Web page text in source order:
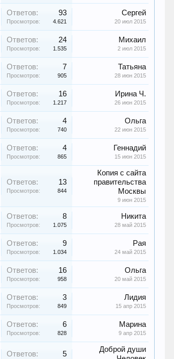
Ответов: 93
Просмотров: 4.621
Сергей
20 июл 2015
Ответов: 24
Просмотров: 1.535
Михаил
2 июл 2015
Ответов: 7
Просмотров: 905
Татьяна
28 июн 2015
Ответов: 16
Просмотров: 1.217
Ирина Ч.
26 июн 2015
Ответов: 4
Просмотров: 740
Ольга
22 июн 2015
Ответов: 4
Просмотров: 865
Геннадий
15 июн 2015
Ответов: 13
Просмотров: 844
Копия с сайта
правительства
Москвы
9 июн 2015
Ответов: 8
Просмотров: 1.075
Никита
28 май 2015
Ответов: 9
Просмотров: 1.034
Рая
24 май 2015
Ответов: 16
Просмотров: 958
Ольга
20 май 2015
Ответов: 3
Просмотров: 849
Лидия
15 апр 2015
Ответов: 6
Просмотров: 828
Марина
9 апр 2015
Ответов: 5
Доброй души